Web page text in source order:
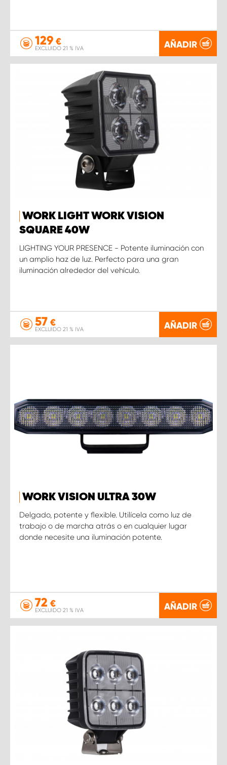
129 €
EXCLUIDO 21 % IVA AÑADIR
WORK LIGHT WORK VISION
SQUARE 40W
LIGHTING YOUR PRESENCE - Potente iluminación con
un amplio haz de luz. Perfecto para una gran
iluminación alrededor del vehículo.
57 €
EXCLUIDO 21 % IVA AÑADIR
WORK VISION ULTRA 30W
Delgado, potente y flexible. Utilícela como luz de
trabajo o de marcha atrás o en cualquier lugar
donde necesite una iluminación potente.
72 €
EXCLUIDO 21 % IVA AÑADIR